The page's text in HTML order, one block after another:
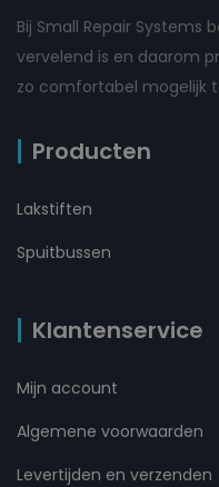
Bij Small Repair
vervelend is en daarom
zo comfortabel mogelijk
Producten
Lakstiften
Spuitbussen
Klantenservice
Mijn account
Algemene voorwaarden
Levertijden en verzenden